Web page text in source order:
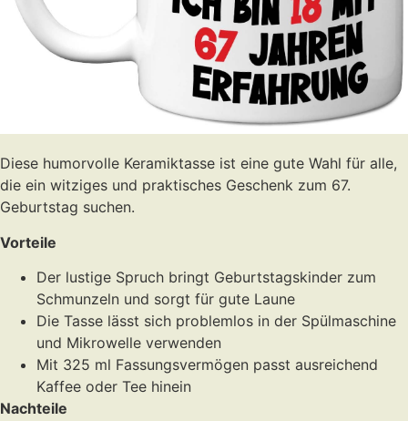
Diese humorvolle Keramiktasse ist eine gute Wahl für alle,
die ein witziges und praktisches Geschenk zum 67.
Geburtstag suchen.
Vorteile
Der lustige Spruch bringt Geburtstagskinder zum
Schmunzeln und sorgt für gute Laune
Die Tasse lässt sich problemlos in der Spülmaschine
und Mikrowelle verwenden
Mit 325 ml Fassungsvermögen passt ausreichend
Kaffee oder Tee hinein
Nachteile